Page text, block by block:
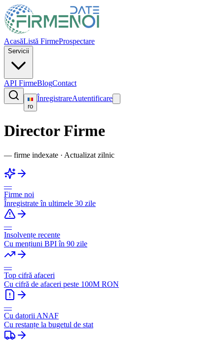
AcasăListă FirmeProspectare
Servicii
API FirmeBlogContact
ro
ÎnregistrareAutentificare
Director Firme
— firme indexate · Actualizat zilnic
—
Firme noi
Înregistrate în ultimele 30 zile
—
Insolvențe recente
Cu mențiuni BPI în 90 zile
—
Top cifră afaceri
Cu cifră de afaceri peste 100M RON
—
Cu datorii ANAF
Cu restanțe la bugetul de stat